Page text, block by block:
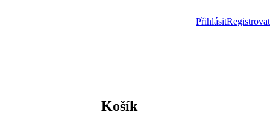
PřihlásitRegistrovat
Košík